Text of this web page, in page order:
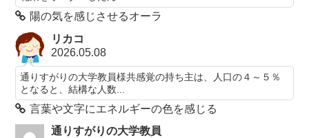
陽の気を感じさせるオーラ
リカコ
2026.05.08
通りすがりの大学教員様共感覚の持ち主は、人口の４～５％
となると、結構な人数...
言葉や文字にエネルギーの色を感じる
通りすがりの大学教員